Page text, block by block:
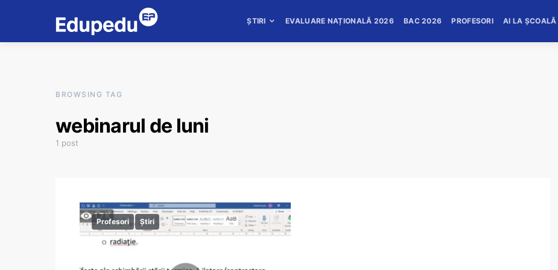
ȘTIRI EVALUARE NAȚIONALĂ 2026 BAC 2026 PROFESORI AI LA ȘCOALĂ
BROWSING TAG
webinarul de luni
1 post
Profesori Știri